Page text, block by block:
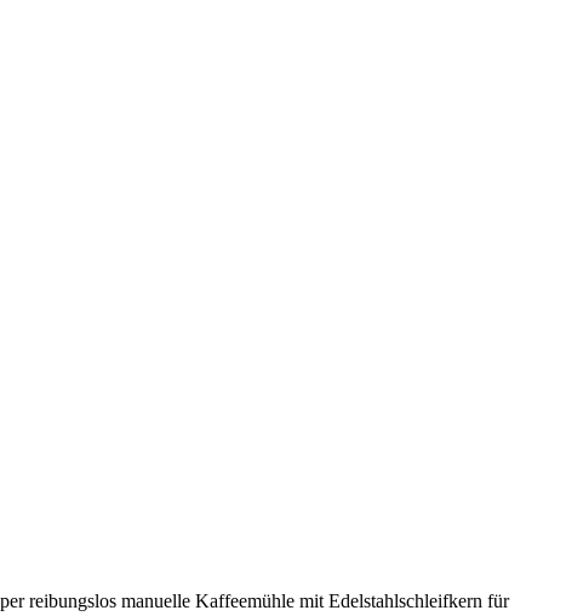
reibungslos manuelle Kaffeemühle mit Edelstahlschleifkern für